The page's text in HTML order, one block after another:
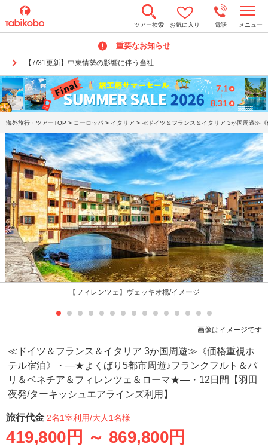
ツアー検索 お気に入り 電話 メニュー
重要なお知らせ
【7/31更新】中東情勢の影響に伴う当社…
o
n
a
v
i
g
a
t
i
o
n
海外旅行・ツアーTOP > ヨーロッパ > イタリア > ≪ドイツ＆フランス＆イタリア 3か国周遊≫
【フィレンツェ】ヴェッキオ橋/イメージ
画像はイメージです
≪ドイツ＆フランス＆イタリア 3か国周遊≫《価格重視ホ
テル宿泊》・―★よくばり5都市周遊♪フランクフルト＆パ
リ＆ベネチア＆フィレンツェ＆ローマ★―・12日間【羽田
夜発/ターキッシュエアラインズ利用】
旅行代金 2名1室利用/大人1名様
419,800円 ～ 869,800円